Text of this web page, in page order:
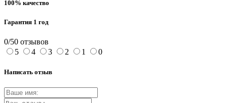
100% качество
Гарантия 1 год
0/50 отзывов
5
4 3 2 1 0
Написать отзыв